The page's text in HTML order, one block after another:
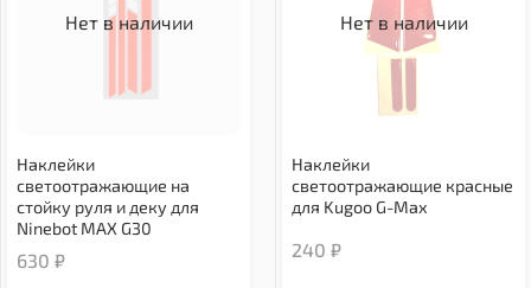
Нет в наличии
Наклейки
светоотражающие на
стойку руля и деку для
Ninebot MAX G30
630 ₽
Нет в наличии
Наклейки
светоотражающие красные
для Kugoo G-Max
240 ₽